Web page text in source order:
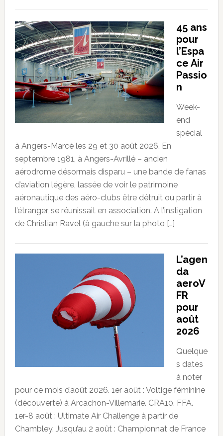
45 ans
pour
l’Espa
ce Air
Passio
n
Week-
end
spécial
à Angers-Marcé les 29 et 30 août 2026. En
septembre 1981, à Angers-Avrillé – ancien
aérodrome désormais disparu – une bande de fanas
d’aviation légère, lassée de voir le patrimoine
aéronautique des aéro-clubs être détruit ou partir à
l’étranger, se réunissait en association. A l’instigation
de Christian Ravel (à gauche sur la photo […]
L’agen
da
aeroV
FR
pour
août
2026
Quelque
s dates
à noter
pour ce mois d’août 2026. 1er août : Voltige féminine
(découverte) à Arcachon-Villemarie. CRA10. FFA.
1er-8 août : Ultimate Air Challenge à partir de
Chambley. Jusqu’au 2 août : Championnat de France